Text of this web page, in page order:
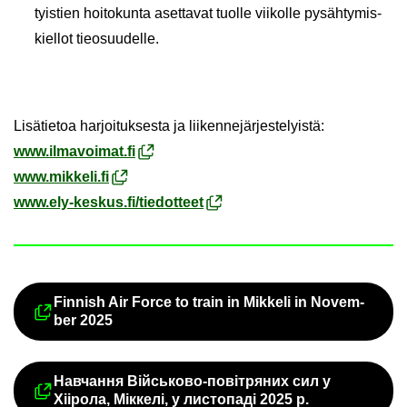
tyis­tien hoi­to­kun­ta aset­ta­vat tuol­le vii­kol­le py­säh­ty­mis­
kiel­lot tie­o­suu­del­le.
Li­sä­tie­toa har­joi­tuk­ses­ta ja lii­ken­ne­jär­jes­te­lyis­tä:
www.il­ma­voi­mat.fi
www.mik­ke­li.fi
www.ely-​keskus.fi/tie­dot­teet
Ul­koi­nen pal­ve­lu avau­tuu
Fin­nish Air Force to train in Mik­ke­li in No­vem­
ber 2025
Ul­koi­nen pal­ve­lu avau­tuu
Навчання Військово-​повітряних сил у
Хіірола, Міккелі, у листопаді 2025 р.